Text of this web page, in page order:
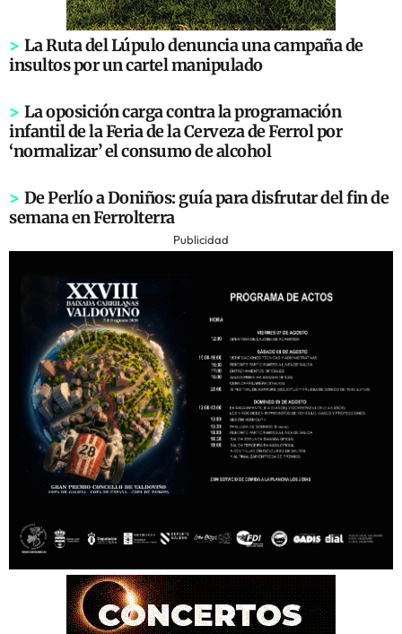
> La Ruta del Lúpulo denuncia una campaña de
insultos por un cartel manipulado
> La oposición carga contra la programación
infantil de la Feria de la Cerveza de Ferrol por
‘normalizar’ el consumo de alcohol
> De Perlío a Doniños: guía para disfrutar del fin de
semana en Ferrolterra
Publicidad